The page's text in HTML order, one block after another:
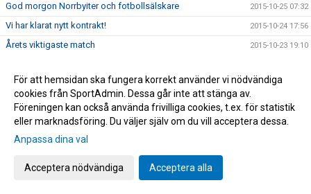
God morgon Norrbyiter och fotbollsälskare 2015-10-25 07:32
Vi har klarat nytt kontrakt! 2015-10-24 17:56
Årets viktigaste match 2015-10-23 19:10
Nu gäller det! Vinna eller försvinna! 2015-10-22 09:40
Grattis Raymond Fridén 2015-10-20 14:24
Norrby orkade inte 2015-10-17 16:45
Följ Norrby-matchen live via Borås Tidning
NORRBYGALAN DEN 28 NOVEMBER
För att hemsidan ska fungera korrekt använder vi nödvändiga
cookies från SportAdmin. Dessa går inte att stänga av.
Föreningen kan också använda frivilliga cookies, t.ex. för statistik
eller marknadsföring. Du väljer själv om du vill acceptera dessa.
Anpassa dina val
Acceptera nödvändiga Acceptera alla